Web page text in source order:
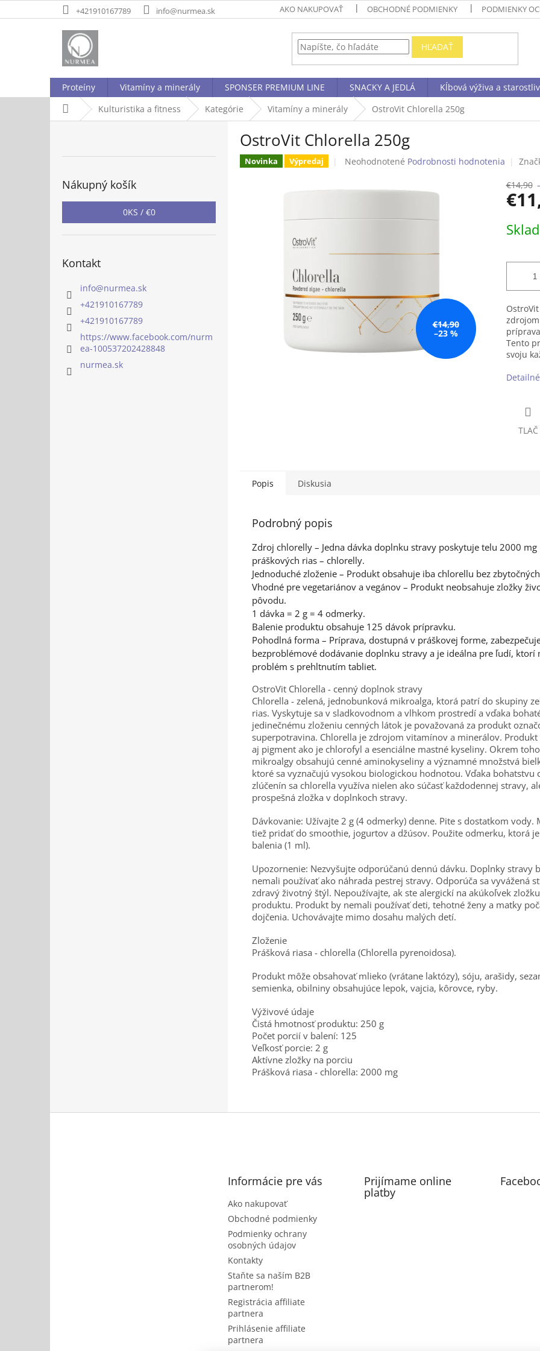
na
+421910167789 info@nurmea.sk AKO NAKUPOVAŤ OBCHODNÉ PODMIENKY PODMIENKY
HĽADAŤ
Proteíny Vitamíny a minerály SPONSER PREMIUM LINE SNACKY A JEDLÁ Kĺbová výživa a
DomovKulturistika a fitness Kategórie Vitamíny a minerály OstroVit Chlorella 250g
Nákupný košík
0KS / €0
Kontakt
info@nurmea.sk
+421910167789
+421910167789
https://www.facebook.com/nurm
ea-100537202428848
nurmea.sk
OstroVit Chlorella 250g
Novinka Výpredaj
Priemerné
z
Neohodnotené Podrobnosti hodnotenia
€14,90
–23 %
€14,90
cena:
Tento
svoju
TLAČ
Popis Diskusia
Podrobný popis
Zdroj chlorelly – Jedna dávka doplnku stravy poskytuje telu 2000 mg
práškových rias – chlorelly.
Jednoduché zloženie – Produkt obsahuje iba chlorellu bez
Vhodné pre vegetariánov a vegánov – Produkt neobsahuje zložky
pôvodu.
1 dávka = 2 g = 4 odmerky.
Balenie produktu obsahuje 125 dávok prípravku.
Pohodlná forma – Príprava, dostupná v práškovej forme,
bezproblémové dodávanie doplnku stravy a je ideálna pre ľudí, ktorí
problém s prehltnutím tabliet.
OstroVit Chlorella - cenný doplnok stravy
Chlorella - zelená, jednobunková mikroalga, ktorá patrí do skupiny
rias. Vyskytuje sa v sladkovodnom a vlhkom prostredí a vďaka
jedinečnému zloženiu cenných látok je považovaná za produkt
superpotravina. Chlorella je zdrojom vitamínov a minerálov. Produkt
aj pigment ako je chlorofyl a esenciálne mastné kyseliny. Okrem
mikroalgy obsahujú cenné aminokyseliny a významné množstvá
ktoré sa vyznačujú vysokou biologickou hodnotou. Vďaka bohatstvu
zlúčenín sa chlorella využíva nielen ako súčasť každodennej stravy,
prospešná zložka v doplnkoch stravy.
Dávkovanie: Užívajte 2 g (4 odmerky) denne. Pite s dostatkom vody.
tiež pridať do smoothie, jogurtov a džúsov. Použite odmerku, ktorá
balenia (1 ml).
Upozornenie: Nezvyšujte odporúčanú dennú dávku. Doplnky stravy
nemali používať ako náhrada pestrej stravy. Odporúča sa vyvážená
zdravý životný štýl. Nepoužívajte, ak ste alergickí na akúkoľvek zložku
produktu. Produkt by nemali používať deti, tehotné ženy a matky
dojčenia. Uchovávajte mimo dosahu malých detí.
Zloženie
Prášková riasa - chlorella (Chlorella pyrenoidosa).
Produkt môže obsahovať mlieko (vrátane laktózy), sóju, arašidy,
semienka, obilniny obsahujúce lepok, vajcia, kôrovce, ryby.
Výživové údaje
Čistá hmotnosť produktu: 250 g
Počet porcií v balení: 125
Veľkosť porcie: 2 g
Aktívne zložky na porciu
Prášková riasa - chlorella: 2000 mg
Informácie pre vás
Ako nakupovať
Obchodné podmienky
Podmienky ochrany
osobných údajov
Kontakty
Staňte sa naším B2B
partnerom!
Registrácia affiliate
partnera
Prihlásenie affiliate
partnera
Prijímame online
platby